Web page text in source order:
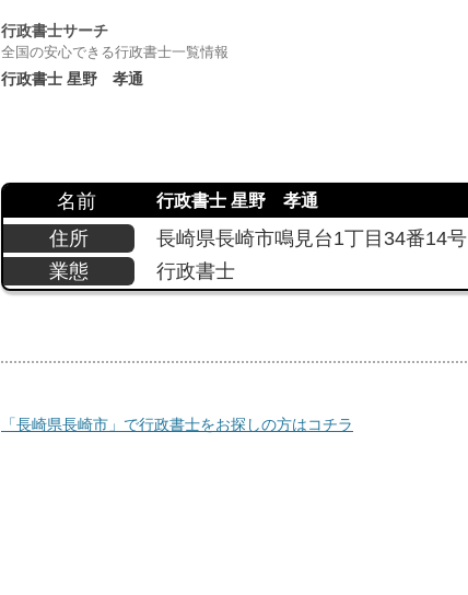
行政書士サーチ
全国の安心できる行政書士一覧情報
行政書士 星野 孝通
名前 行政書士 星野 孝通
住所
長崎県長崎市鳴見台1丁目34番14号
業態
行政書士
「長崎県長崎市」で行政書士をお探しの方はコチラ